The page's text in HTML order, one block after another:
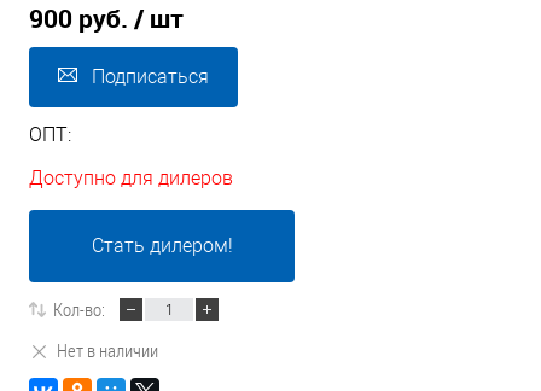
900 руб. / шт
Подписаться
ОПТ:
Доступно для дилеров
Стать дилером!
Кол-во:
Нет в наличии